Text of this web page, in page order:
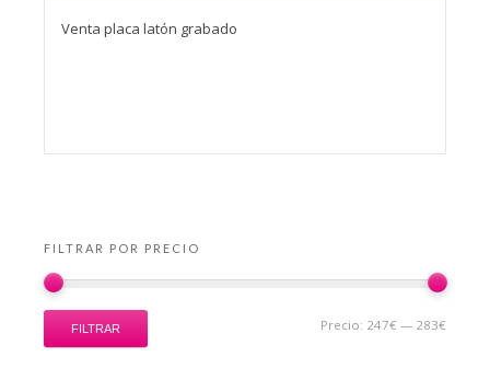
Venta placa latón grabado
FILTRAR POR PRECIO
FILTRAR Precio: 247€ — 283€